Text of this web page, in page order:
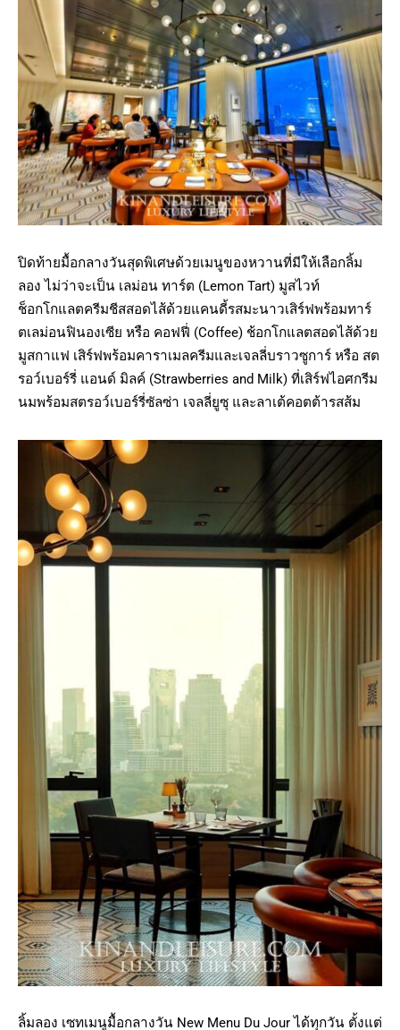
ปิดท้ายมื้อกลางวันสุดพิเศษด้วยเมนูของหวานที่มีให้เลือกลิ้ม
ลอง ไม่ว่าจะเป็น เลม่อน ทาร์ต (Lemon Tart) มูสไวท์
ช็อกโกแลตครีมชีสสอดไส้ด้วยแคนดี้รสมะนาวเสิร์ฟพร้อมทาร์
ตเลม่อนฟินองเซีย หรือ คอฟฟี่ (Coffee) ช้อกโกแลตสอดไส้ด้วย
มูสกาแฟ เสิร์ฟพร้อมคาราเมลครีมและเจลลี่บราวซูการ์ หรือ สต
รอว์เบอร์รี่ แอนด์ มิลค์ (Strawberries and Milk) ที่เสิร์ฟไอศกรีม
นมพร้อมสตรอว์เบอร์รี่ซัลซ่า เจลลี่ยูซุ และลาเต้คอตต้ารสส้ม
ลิ้มลอง เซทเมนูมื้อกลางวัน New Menu Du Jour ได้ทุกวัน ตั้งแต่